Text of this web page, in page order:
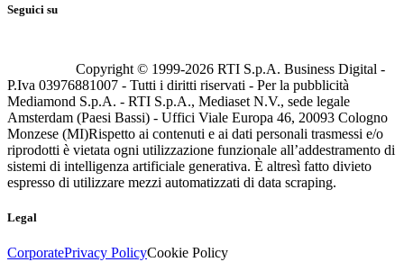
Seguici su
Copyright © 1999-2026 RTI S.p.A. Business Digital -
P.Iva 03976881007 - Tutti i diritti riservati - Per la pubblicità
Mediamond S.p.A. - RTI S.p.A., Mediaset N.V., sede legale
Amsterdam (Paesi Bassi) - Uffici Viale Europa 46, 20093 Cologno
Monzese (MI)Rispetto ai contenuti e ai dati personali trasmessi e/o
riprodotti è vietata ogni utilizzazione funzionale all’addestramento di
sistemi di intelligenza artificiale generativa. È altresì fatto divieto
espresso di utilizzare mezzi automatizzati di data scraping.
Legal
CorporatePrivacy PolicyCookie Policy